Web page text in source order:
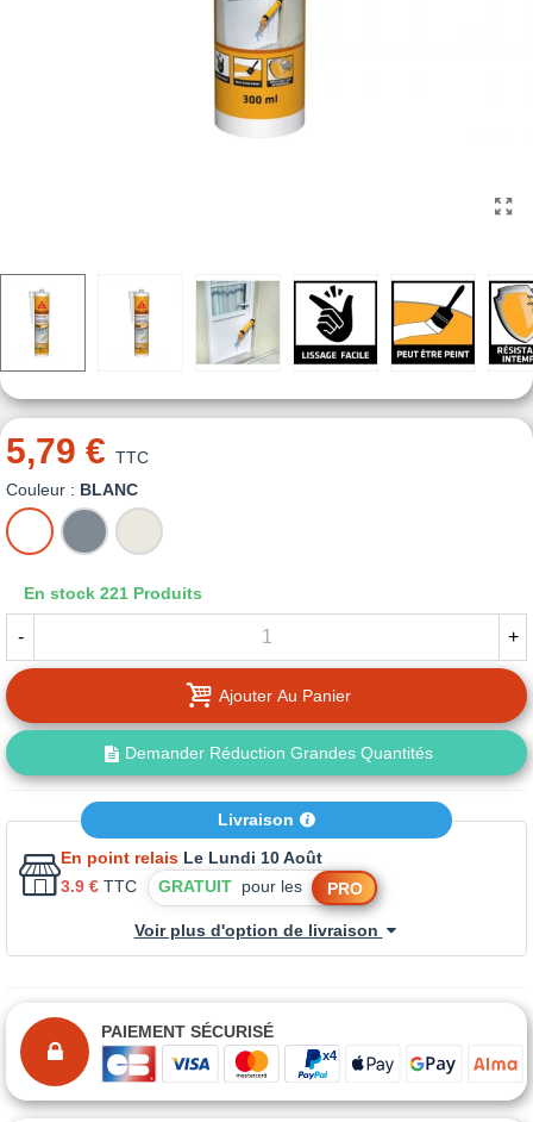
5,79 € TTC
Couleur : BLANC
BLANC GRIS BEIGE
En stock 221 Produits
- +
Ajouter Au Panier
Demander Réduction Grandes Quantités
Livraison
En point relais Le Lundi 10 Août
3.9 € TTC GRATUIT pour les PRO
Voir plus d'option de livraison
PAIEMENT SÉCURISÉ